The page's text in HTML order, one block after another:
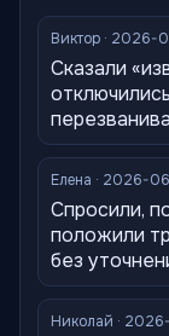
Виктор · 2026-
Сказали
Елена · 2026-06-
Спросили,
положили
без
Николай ·